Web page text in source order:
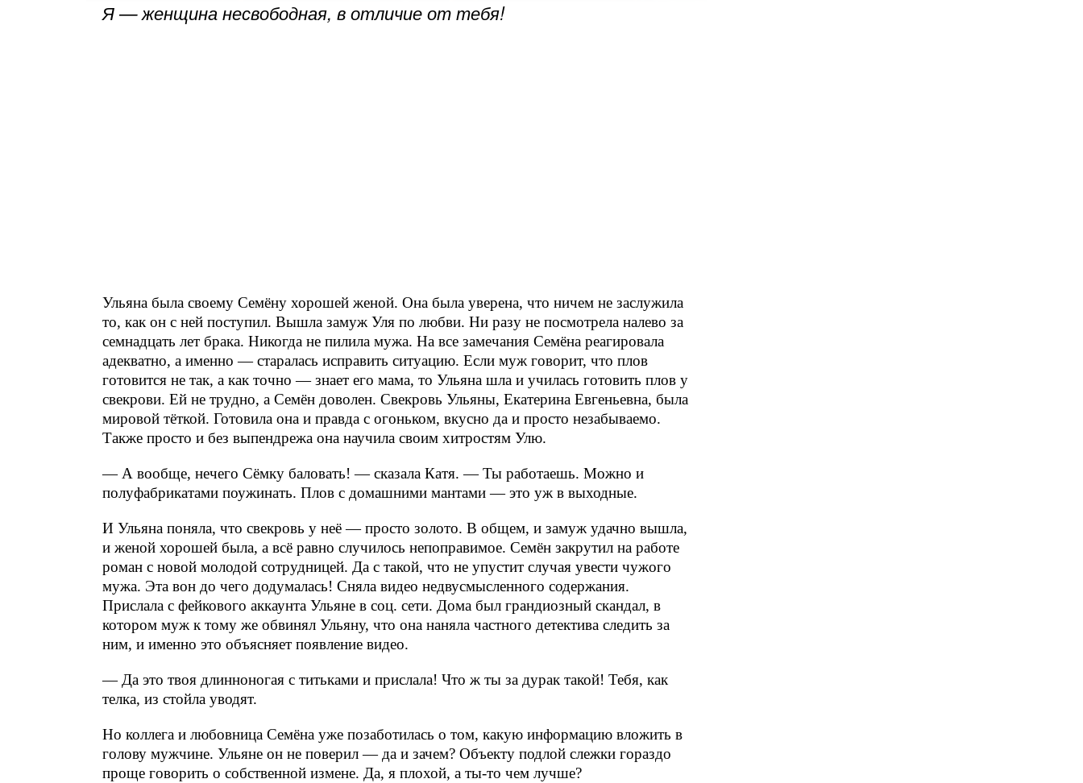
Я — женщина несвободная, в отличие от тебя!
Ульяна была своему Семёну хорошей женой. Она была уверена, что ничем не заслужила
то, как он с ней поступил. Вышла замуж Уля по любви. Ни разу не посмотрела налево за
семнадцать лет брака. Никогда не пилила мужа. На все замечания Семёна реагировала
адекватно, а именно — старалась исправить ситуацию. Если муж говорит, что плов
готовится не так, а как точно — знает его мама, то Ульяна шла и училась готовить плов у
свекрови. Ей не трудно, а Семён доволен. Свекровь Ульяны, Екатерина Евгеньевна, была
мировой тёткой. Готовила она и правда с огоньком, вкусно да и просто незабываемо.
Также просто и без выпендрежа она научила своим хитростям Улю.
— А вообще, нечего Сёмку баловать! — сказала Катя. — Ты работаешь. Можно и
полуфабрикатами поужинать. Плов с домашними мантами — это уж в выходные.
И Ульяна поняла, что свекровь у неё — просто золото. В общем, и замуж удачно вышла,
и женой хорошей была, а всё равно случилось непоправимое. Семён закрутил на работе
роман с новой молодой сотрудницей. Да с такой, что не упустит случая увести чужого
мужа. Эта вон до чего додумалась! Сняла видео недвусмысленного содержания.
Прислала с фейкового аккаунта Ульяне в соц. сети. Дома был грандиозный скандал, в
котором муж к тому же обвинял Ульяну, что она наняла частного детектива следить за
ним, и именно это объясняет появление видео.
— Да это твоя длинноногая с титьками и прислала! Что ж ты за дурак такой! Тебя, как
телка, из стойла уводят.
Но коллега и любовница Семёна уже позаботилась о том, какую информацию вложить в
голову мужчине. Ульяне он не поверил — да и зачем? Объекту подлой слежки гораздо
проще говорить о собственной измене. Да, я плохой, а ты-то чем лучше?